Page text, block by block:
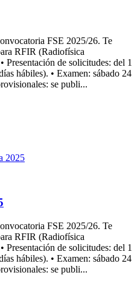
FSE 2025/26. Te
RFIR (Radiofísica
de solicitudes: del 1
hábiles). • Examen: sábado 24
se publi...
2025
FSE 2025/26. Te
RFIR (Radiofísica
de solicitudes: del 1
hábiles). • Examen: sábado 24
se publi...